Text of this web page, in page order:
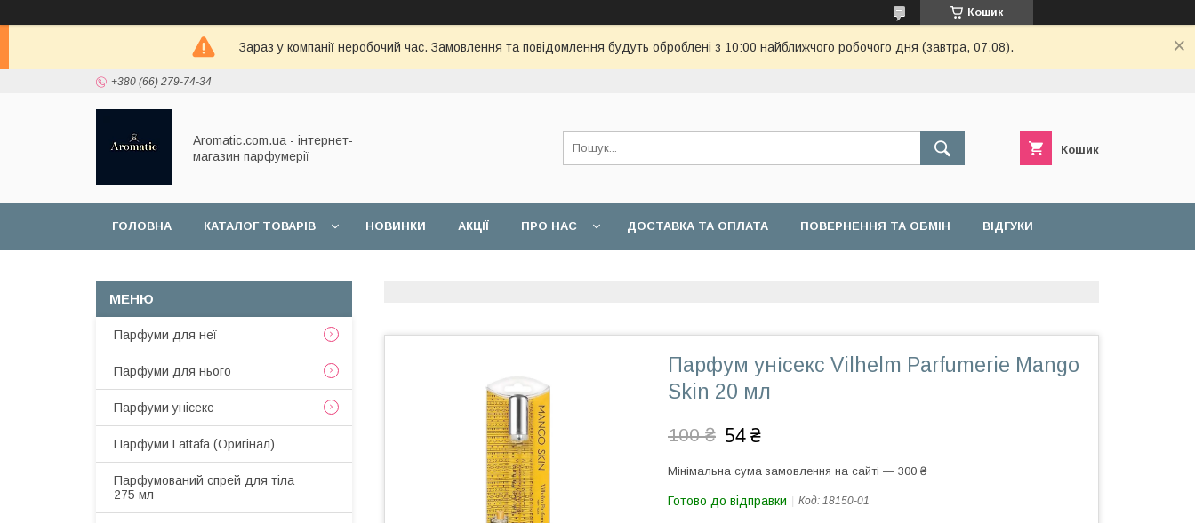
Кошик
Зараз у компанії неробочий час. Замовлення та повідомлення будуть оброблені з 10:00 найближчого робочого дня (завтра, 07.08).
+380 (66) 279-74-34
Aromatic.com.ua - інтернет-
магазин парфумерії
Кошик
ГОЛОВНА КАТАЛОГ ТОВАРІВ НОВИНКИ АКЦІЇ ПРО НАС ДОСТАВКА ТА ОПЛАТА ПОВЕРНЕННЯ ТА ОБМІН ВІДГУКИ
Парфум унісекс Vilhelm Parfumerie Mango
Skin 20 мл
100 ₴ 54 ₴
Мінімальна сума замовлення на сайті — 300 ₴
Готово до відправки Код: 18150-01
Парфуми для неї
Парфуми для нього
Парфуми унісекс
Парфуми Lattafa (Оригінал)
Парфумований спрей для тіла
275 мл